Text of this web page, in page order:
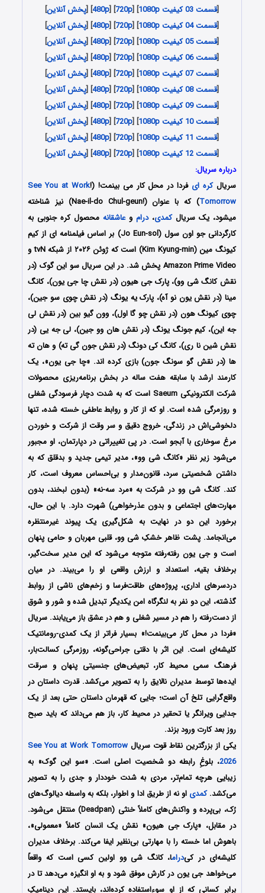
[قسمت 03 کیفیت 1080p ] [
720p
] [
480p
] [پخش آنلاین]
[قسمت 04 کیفیت 1080p ] [
720p
] [
480p
] [پخش آنلاین]
[قسمت 05 کیفیت 1080p ] [
720p
] [
480p
] [پخش آنلاین]
[قسمت 06 کیفیت 1080p ] [
720p
] [
480p
] [پخش آنلاین]
[قسمت 07 کیفیت 1080p ] [
720p
] [
480p
] [پخش آنلاین]
[قسمت 08 کیفیت 1080p ] [
720p
] [
480p
] [پخش آنلاین]
[قسمت 09 کیفیت 1080p ] [
720p
] [
480p
] [پخش آنلاین]
[قسمت 10 کیفیت 1080p ] [
720p
] [
480p
] [پخش آنلاین]
[قسمت 11 کیفیت 1080p ] [
720p
] [
480p
] [پخش آنلاین]
[قسمت 12 کیفیت 1080p ] [
720p
] [
480p
] [پخش آنلاین]
درباره سریال:
سریالکره ای فردا در محل کار می بینمت! (!See You at Work
Tomorrow
) که با عنوان (!Nae-il-do Chul-geun) نیز شناخته
میشود، یک سریالکمدی،درام وعاشقانهمحصول کره جنوبی به
کارگردانی جو اون سول (Jo Eun-sol) بر اساس فیلمنامه ای از کیم
کیونگ مین (Kim Kyung-min) است که ژوئن ۲۰۲۶ از شبکه tvN و
Amazon Prime Video پخش شد. در این سریال سو این گوک (در
نقش کانگ شی وو)، پارک جی هیون (در نقش چا جی یون)، کانگ
مینا (در نقش یون نو آه)، پارک یه یونگ (در نقش چوی سو جین)،
چوی کیونگ هون (در نقش چو گا اول)، وون گیو بین (در نقش لی
جه این)، کیم جونگ یونگ (در نقش هان وو جین)، لی جه یی (در
نقش شین نا ری)، کانگ کی دونگ (در نقش جون گی ته) و هان ته
ها (در نقش گو سونگ جون) بازی کرده اند. «چا جی یون»، یک
کارمند ارشد با سابقه هفت ساله در بخش برنامه‌ریزی محصولات
شرکت الکترونیکی Saeum است که به شدت دچار فرسودگی شغلی
و روزمرگی شده است. او که از کار و روابط عاطفی خسته شده، تنها
دلخوشی‌اش در زندگی، خروج دقیق و سر وقت از شرکت و خوردن
مرغ سوخاری با آبجو است. در پی تغییراتی در دپارتمان، او مجبور
می‌شود زیر نظر «کانگ شی وو»، مدیر تیمی جدید و بدقلق که به
داشتن شخصیتی سرد، قانون‌مدار و بی‌احساس معروف است، کار
کند. کانگ شی وو در شرکت به «مرد سه‌-نه» (بدون لبخند، بدون
مهارت‌های اجتماعی و بدون عذرخواهی) شهرت دارد. با این حال،
برخورد این دو در نهایت به شکل‌گیری یک پیوند غیرمنتظره
می‌انجامد. پشت ظاهر خشکِ شی وو، قلبی مهربان و حامی پنهان
است و جی یون رفته‌رفته متوجه می‌شود که این مدیر سخت‌گیر،
برخلاف بقیه، استعداد و ارزش واقعی او را می‌بیند. در میان
دردسرهای اداری، پروژه‌های طاقت‌فرسا و زخم‌های ناشی از روابط
گذشته، این دو نفر به لنگرگاه امن یکدیگر تبدیل شده و شور و شوق
از دست‌رفته را هم در مسیر شغلی و هم در عشق باز می‌یابند. سریال
«فردا در محل کار می‌بینمت!» بسیار فراتر از یک کمدی-رومانتیک
کلیشه‌ای است. این اثر با دقتی جراحی‌گونه، روزمرگی کسالت‌بار،
فرهنگ سمی محیط کار، تبعیض‌های جنسیتی پنهان و سرقت
ایده‌ها توسط مدیران نالایق را به تصویر می‌کشد. قدرت داستان در
واقع‌گرایی تلخ آن است؛ جایی که قهرمان داستان حتی بعد از یک
جدایی ویرانگر یا تحقیر در محیط کار، باز هم می‌داند که باید صبح
روز بعد کارت ورود بزند.
یکی از بزرگترین نقاط قوت سریال See You at Work Tomorrow
2026، بلوغِ رابطه دو شخصیت اصلی است. «سو این گوک» به
زیبایی هرچه تمام‌تر، مردی به شدت خوددار و جدی را به تصویر
می‌کشد.کمدی او نه از طریق ادا و اطوار، بلکه به واسطه دیالوگ‌های
رُک، بی‌پرده و واکنش‌های کاملاً خنثی (Deadpan) منتقل می‌شود.
در مقابل، «پارک جی هیون» نقش یک انسان کاملاً «معمولی»،
باهوش اما خسته را با مهارتی بی‌نظیر ایفا می‌کند. برخلاف مدیران
کلیشه‌ای در کی‌دراما، کانگ شی وو اولین کسی است که واقعاً
می‌خواهد جی یون در کارش موفق شود و به او انگیزه می‌دهد تا در
برابر کسانی که از او سوءاستفاده کرده‌اند، بایستد. این دینامیکِ